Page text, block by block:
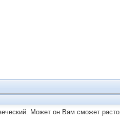
Может он Вам сможет